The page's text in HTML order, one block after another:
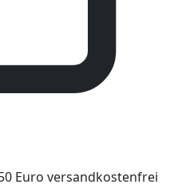
Euro versandkostenfrei